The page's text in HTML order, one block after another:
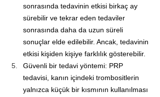
sonrasında tedavinin etkisi birkaç ay
sürebilir ve tekrar eden tedaviler
sonrasında daha da uzun süreli
sonuçlar elde edilebilir. Ancak, tedavinin
etkisi kişiden kişiye farklılık gösterebilir.
Güvenli bir tedavi yöntemi: PRP
tedavisi, kanın içindeki trombositlerin
yalnızca küçük bir kısmının kullanılması